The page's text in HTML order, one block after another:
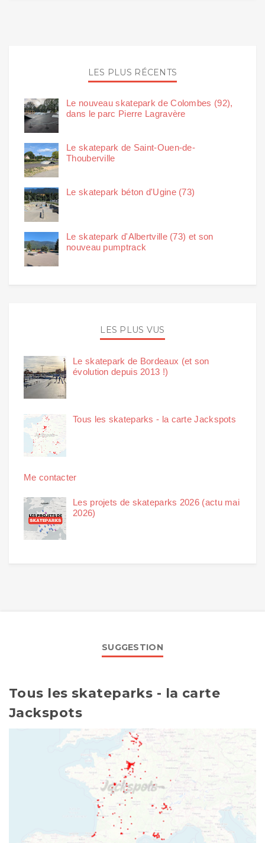
LES PLUS RÉCENTS
Le nouveau skatepark de Colombes (92),
dans le parc Pierre Lagravère
Le skatepark de Saint-Ouen-de-
Thouberville
Le skatepark béton d'Ugine (73)
Le skatepark d'Albertville (73) et son
nouveau pumptrack
LES PLUS VUS
Le skatepark de Bordeaux (et son
évolution depuis 2013 !)
Tous les skateparks - la carte Jackspots
Me contacter
Les projets de skateparks 2026 (actu mai
2026)
SUGGESTION
Tous les skateparks - la carte
Jackspots